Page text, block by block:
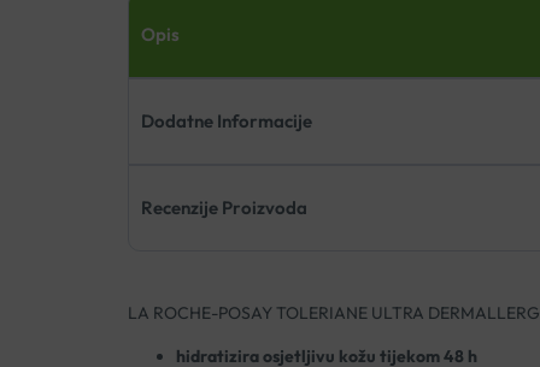
Opis
Dodatne Informacije
Recenzije Proizvoda
LA ROCHE-POSAY TOLERIANE ULTRA
hidratizira osjetljivu kožu tijekom 48 h